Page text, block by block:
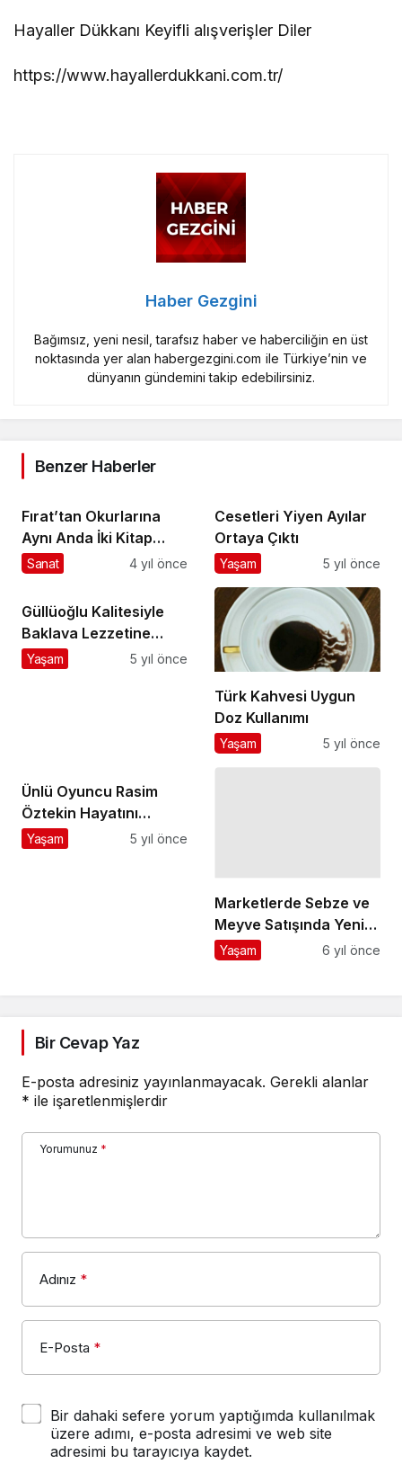
Hayaller Dükkanı Keyifli alışverişler Diler
https://www.hayallerdukkani.com.tr/
Haber Gezgini
Bağımsız, yeni nesil, tarafsız haber ve haberciliğin en üst
noktasında yer alan habergezgini.com ile Türkiye’nin ve
dünyanın gündemini takip edebilirsiniz.
Benzer Haberler
Fırat’tan Okurlarına
Aynı Anda İki Kitap
Müjdesi
Sanat 4 yıl önce
Cesetleri Yiyen Ayılar
Ortaya Çıktı
Yaşam 5 yıl önce
Güllüoğlu Kalitesiyle
Baklava Lezzetine
Doymak
Yaşam 5 yıl önce
Türk Kahvesi Uygun
Doz Kullanımı
Yaşam 5 yıl önce
Ünlü Oyuncu Rasim
Öztekin Hayatını
Kaybetti
Yaşam 5 yıl önce
E-posta adresiniz yayınlanmayacak.
ile işaretlenmişlerdir
Yorumunuz*
Bir dahaki sefere yorum yaptığımda kullanılmak
üzere adımı, e-posta adresimi ve web site
YORUM GÖNDER